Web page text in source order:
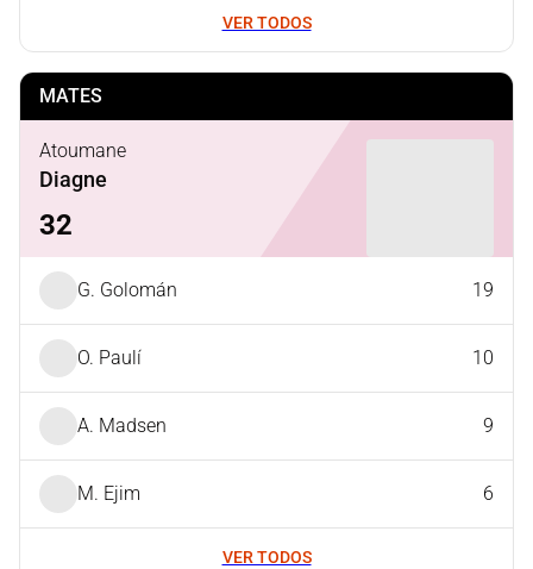
VER TODOS
MATES
Atoumane
Diagne
32
G. Golomán 19
O. Paulí 10
A. Madsen 9
M. Ejim 6
VER TODOS